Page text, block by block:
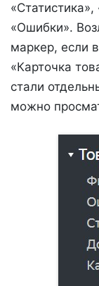
«Ошибки».
маркер, если
«Карточка
стали
можно